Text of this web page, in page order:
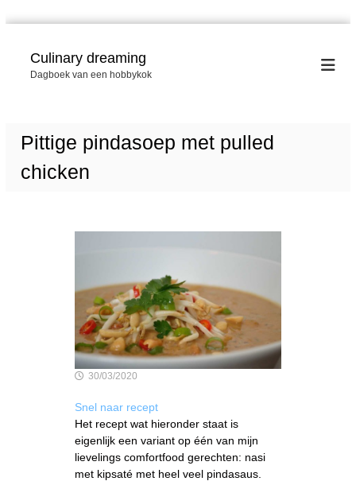
Culinary dreaming
Dagboek van een hobbykok
Pittige pindasoep met pulled
chicken
30/03/2020
Snel naar recept
Het recept wat hieronder staat is
eigenlijk een variant op één van mijn
lievelings comfortfood gerechten: nasi
met kipsaté met heel veel pindasaus.